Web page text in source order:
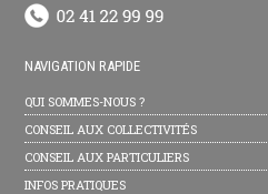
NAVIGATION RAPIDE
QUI SOMMES-NOUS ?
CONSEIL AUX COLLECTIVITÉS
CONSEIL AUX PARTICULIERS
INFOS PRATIQUES